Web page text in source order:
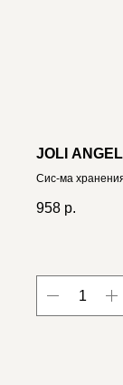
JOLI
Сис-ма
958 р.